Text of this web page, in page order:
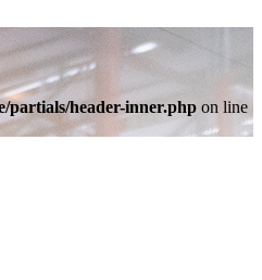
partials/header-inner.php on line